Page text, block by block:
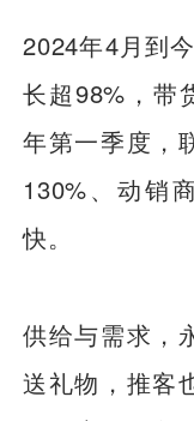
2024年4月到
长超98%，带
年第一季度，
130%、动销
快。
供给与需求，
送礼物，推客